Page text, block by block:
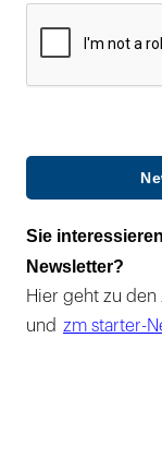
Sie
Newsletter?
Hier geht zu
und zm starter-